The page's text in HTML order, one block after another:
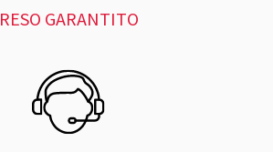
RESO GARANTITO